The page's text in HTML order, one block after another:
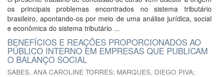
os principais problemas encontrados no sistema tributário
brasileiro, apontando-os por meio de uma análise jurídica, social
e econômica do sistema tributário ...
BENEFÍCIOS E REAÇÕES PROPORCIONADOS AO
PÚBLICO INTERNO EM EMPRESAS QUE PUBLICAM
O BALANÇO SOCIAL
SABES, ANA CAROLINE TORRES; MARQUES, DIEGO PIVA;